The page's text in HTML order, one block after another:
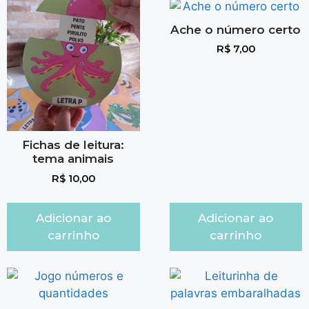
Fichas de leitura:
tema animais
R$10,00
Adicionar ao
carrinho
Ache o número certo
R$7,00
Adicionar ao
carrinho